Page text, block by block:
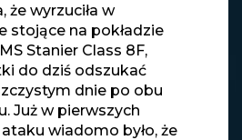
że wyrzuciła w
stojące na pokładzie
Stanier Class 8F,
do dziś odszukać
dnie po obu
Już w pierwszych
wiadomo było, że